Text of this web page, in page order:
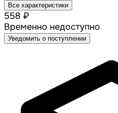
Все характеристики
558 ₽
Временно недоступно
Уведомить о поступлении